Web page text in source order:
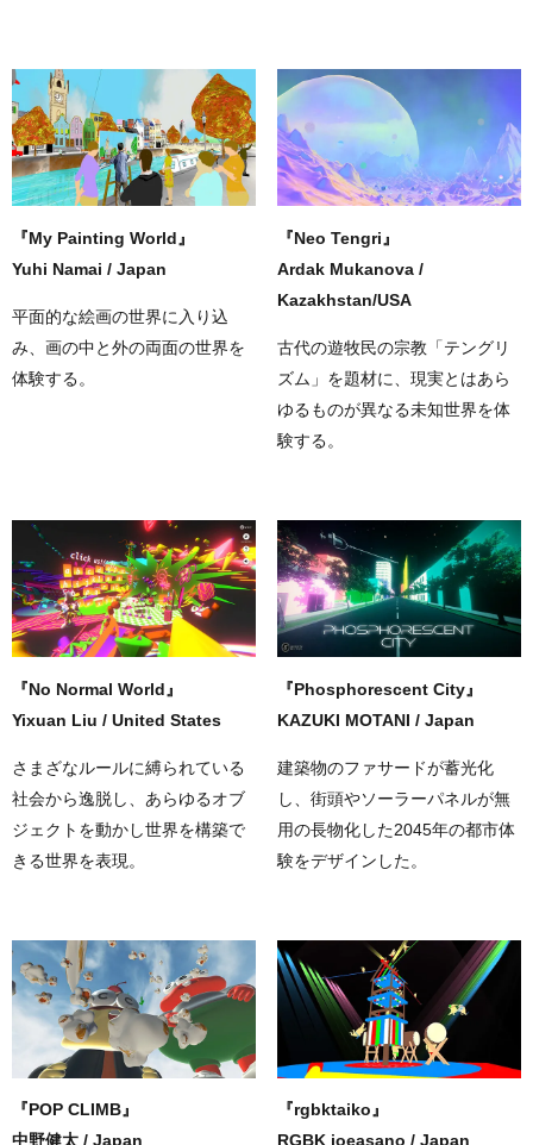
『My Painting World』
Yuhi Namai / Japan
平面的な絵画の世界に入り込
み、画の中と外の両面の世界を
体験する。
『Neo Tengri』
Ardak Mukanova /
Kazakhstan/USA
古代の遊牧民の宗教「テングリ
ズム」を題材に、現実とはあら
ゆるものが異なる未知世界を体
験する。
『​​No Normal World』
Yixuan Liu / United States
さまざなルールに縛られている
社会から逸脱し、あらゆるオブ
ジェクトを動かし世界を構築で
きる世界を表現。
『Phosphorescent City』
KAZUKI MOTANI / Japan
建築物のファサードが蓄光化
し、街頭やソーラーパネルが無
用の長物化した2045年の都市体
験をデザインした。
『POP CLIMB』
中野健太 / Japan
『rgbktaiko』
RGBK joeasano / Japan